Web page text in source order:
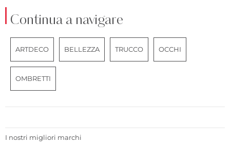
Continua a navigare
ARTDECO BELLEZZA TRUCCO OCCHI
OMBRETTI
I nostri migliori marchi